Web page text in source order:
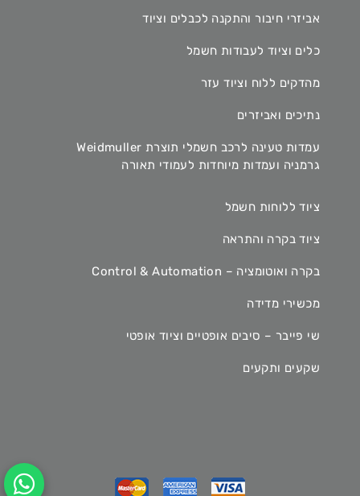
אביזרי חיבור והתקנה לכבלים וציוד
כלים וציוד לעבודות חשמל
מהדקים ללוח וציוד עזר
נתיכים ואביזרים
עמדות טעינה לרכב חשמלי תוצרת Weidmuller
גרמניה ועמדות מיוחדות לעמודי תאורה
ציוד ללוחות חשמל
ציוד בקרה והתראה
בקרה ואוטומציה – Control & Automation
מכשירי מדידה
שי פייבר – סיבים אופטיים וציוד אופטי
שקעים ותקעים